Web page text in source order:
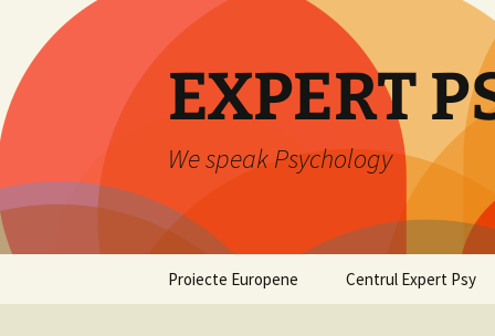
conținut
EXPERT
We speak Psychology
Proiecte Europene Centrul Expert Psy